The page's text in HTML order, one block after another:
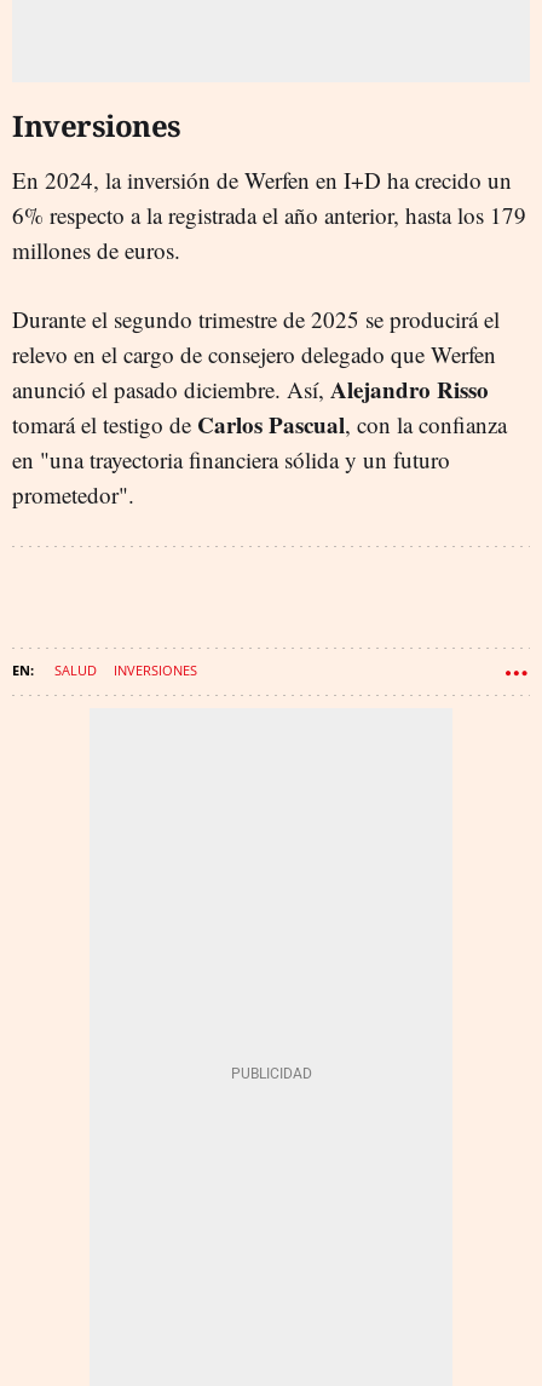
Inversiones
En 2024, la inversión de Werfen en I+D ha crecido un
6% respecto a la registrada el año anterior, hasta los 179
millones de euros.
Durante el segundo trimestre de 2025 se producirá el
relevo en el cargo de consejero delegado que Werfen
anunció el pasado diciembre. Así, Alejandro Risso
tomará el testigo de Carlos Pascual, con la confianza
en "una trayectoria financiera sólida y un futuro
prometedor".
SALUD INVERSIONES